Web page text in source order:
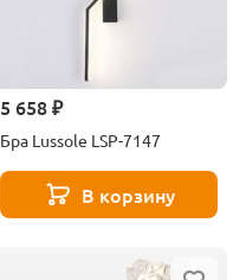
5 658 ₽
Бра Lussole LSP-7147
В корзину